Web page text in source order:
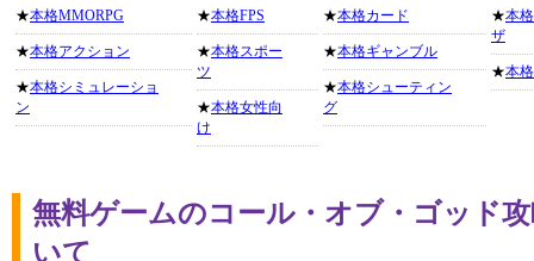
★本格MMORPG
★本格アクション
★本格シミュレーショ
ン
★本格FPS
★本格スポー
ツ
★本格女性向
け
★本格カード
★本格ギャンブル
★本格シューティン
グ
★本
ザ
★本
無料ゲームのコール・オブ・ゴッド
いて